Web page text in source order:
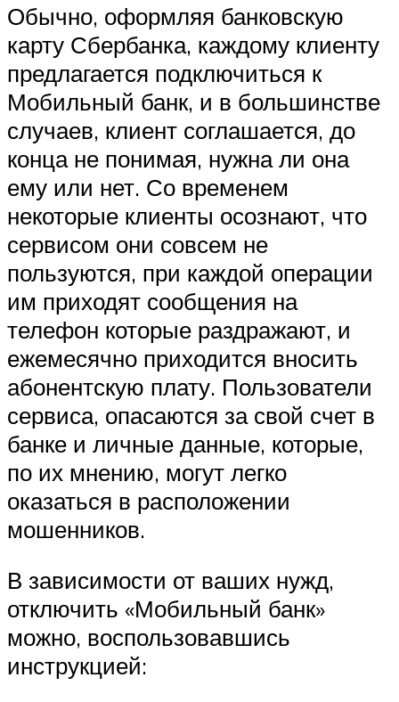
Обычно, оформляя банковскую
карту Сбербанка, каждому клиенту
предлагается подключиться к
Мобильный банк, и в большинстве
случаев, клиент соглашается, до
конца не понимая, нужна ли она
ему или нет. Со временем
некоторые клиенты осознают, что
сервисом они совсем не
пользуются, при каждой операции
им приходят сообщения на
телефон которые раздражают, и
ежемесячно приходится вносить
абонентскую плату. Пользователи
сервиса, опасаются за свой счет в
банке и личные данные, которые,
по их мнению, могут легко
оказаться в расположении
мошенников.
В зависимости от ваших нужд,
отключить «Мобильный банк»
можно, воспользовавшись
инструкцией: